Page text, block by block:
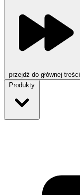
przejdź do głównej treści
Produkty